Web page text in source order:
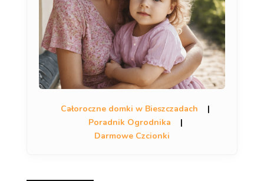
Całoroczne domki w Bieszczadach
|
Poradnik Ogrodnika
|
Darmowe Czcionki